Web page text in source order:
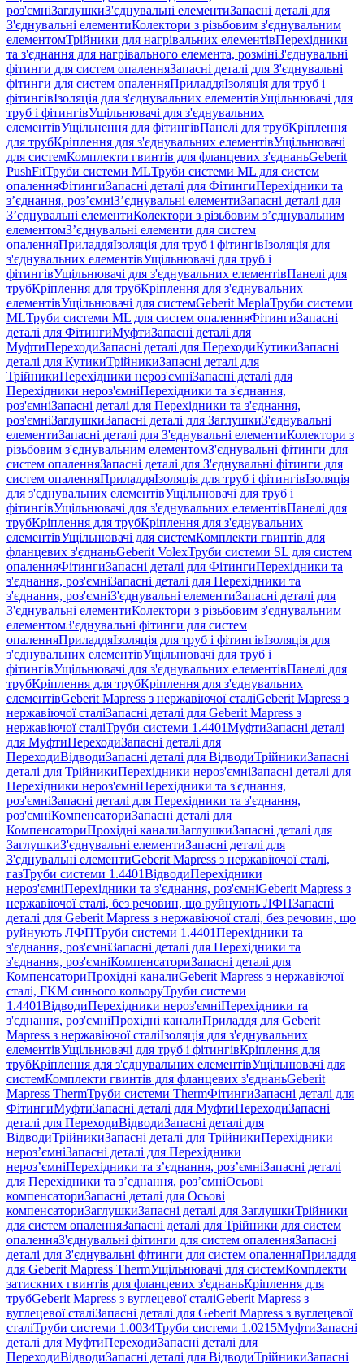
роз'ємніЗаглушкиЗ'єднувальні елементиЗапасні деталі для
З'єднувальні елементиКолектори з різьбовим з'єднувальним
елементомТрійники для нагрівальних елементівПерехідники
та з'єднання для нагрівального елемента, розмініЗ'єднувальні
фітинги для систем опаленняЗапасні деталі для З'єднувальні
фітинги для систем опаленняПриладдяІзоляція для труб і
фітингівІзоляція для з'єднувальних елементівУщільнювачі для
труб і фітингівУщільнювачі для з'єднувальних
елементівУщільнення для фітингівПанелі для трубКріплення
для трубКріплення для з'єднувальних елементівУщільнювачі
для системКомплекти гвинтів для фланцевих з'єднаньGeberit
PushFitТруби системи MLТруби системи ML для систем
опаленняФітингиЗапасні деталі для ФітингиПерехідники та
з’єднання, роз’ємніЗ’єднувальні елементиЗапасні деталі для
З’єднувальні елементиКолектори з різьбовим з’єднувальним
елементомЗ’єднувальні елементи для систем
опаленняПриладдяІзоляція для труб і фітингівІзоляція для
з'єднувальних елементівУщільнювачі для труб і
фітингівУщільнювачі для з'єднувальних елементівПанелі для
трубКріплення для трубКріплення для з'єднувальних
елементівУщільнювачі для системGeberit MeplaТруби системи
MLТруби системи ML для систем опаленняФітингиЗапасні
деталі для ФітингиМуфтиЗапасні деталі для
МуфтиПереходиЗапасні деталі для ПереходиКутикиЗапасні
деталі для КутикиТрійникиЗапасні деталі для
ТрійникиПерехідники нероз'ємніЗапасні деталі для
Перехідники нероз'ємніПерехідники та з'єднання,
роз'ємніЗапасні деталі для Перехідники та з'єднання,
роз'ємніЗаглушкиЗапасні деталі для ЗаглушкиЗ'єднувальні
елементиЗапасні деталі для З'єднувальні елементиКолектори з
різьбовим з'єднувальним елементомЗ'єднувальні фітинги для
систем опаленняЗапасні деталі для З'єднувальні фітинги для
систем опаленняПриладдяІзоляція для труб і фітингівІзоляція
для з'єднувальних елементівУщільнювачі для труб і
фітингівУщільнювачі для з'єднувальних елементівПанелі для
трубКріплення для трубКріплення для з'єднувальних
елементівУщільнювачі для системКомплекти гвинтів для
фланцевих з'єднаньGeberit VolexТруби системи SL для систем
опаленняФітингиЗапасні деталі для ФітингиПерехідники та
з'єднання, роз'ємніЗапасні деталі для Перехідники та
з'єднання, роз'ємніЗ'єднувальні елементиЗапасні деталі для
З'єднувальні елементиКолектори з різьбовим з'єднувальним
елементомЗ'єднувальні фітинги для систем
опаленняПриладдяІзоляція для труб і фітингівІзоляція для
з'єднувальних елементівУщільнювачі для труб і
фітингівУщільнювачі для з'єднувальних елементівПанелі для
трубКріплення для трубКріплення для з'єднувальних
елементівGeberit Mapress з нержавіючої сталіGeberit Mapress з
нержавіючої сталіЗапасні деталі для Geberit Mapress з
нержавіючої сталіТруби системи 1.4401МуфтиЗапасні деталі
для МуфтиПереходиЗапасні деталі для
ПереходиВідводиЗапасні деталі для ВідводиТрійникиЗапасні
деталі для ТрійникиПерехідники нероз'ємніЗапасні деталі для
Перехідники нероз'ємніПерехідники та з'єднання,
роз'ємніЗапасні деталі для Перехідники та з'єднання,
роз'ємніКомпенсаториЗапасні деталі для
КомпенсаториПрохідні каналиЗаглушкиЗапасні деталі для
ЗаглушкиЗ'єднувальні елементиЗапасні деталі для
З'єднувальні елементиGeberit Mapress з нержавіючої сталі,
газТруби системи 1.4401ВідводиПерехідники
нероз'ємніПерехідники та з'єднання, роз'ємніGeberit Mapress з
нержавіючої сталі, без речовин, що руйнують ЛФПЗапасні
деталі для Geberit Mapress з нержавіючої сталі, без речовин, що
руйнують ЛФПТруби системи 1.4401Перехідники та
з'єднання, роз'ємніЗапасні деталі для Перехідники та
з'єднання, роз'ємніКомпенсаториЗапасні деталі для
КомпенсаториПрохідні каналиGeberit Mapress з нержавіючої
сталі, FKM синього кольоруТруби системи
1.4401ВідводиПерехідники нероз'ємніПерехідники та
з'єднання, роз'ємніПрохідні каналиПриладдя для Geberit
Mapress з нержавіючої сталіІзоляція для з'єднувальних
елементівУщільнювачі для труб і фітингівКріплення для
трубКріплення для з'єднувальних елементівУщільнювачі для
системКомплекти гвинтів для фланцевих з'єднаньGeberit
Mapress ThermТруби системи ThermФітингиЗапасні деталі для
ФітингиМуфтиЗапасні деталі для МуфтиПереходиЗапасні
деталі для ПереходиВідводиЗапасні деталі для
ВідводиТрійникиЗапасні деталі для ТрійникиПерехідники
нероз’ємніЗапасні деталі для Перехідники
нероз’ємніПерехідники та з’єднання, роз’ємніЗапасні деталі
для Перехідники та з’єднання, роз’ємніОсьові
компенсаториЗапасні деталі для Осьові
компенсаториЗаглушкиЗапасні деталі для ЗаглушкиТрійники
для систем опаленняЗапасні деталі для Трійники для систем
опаленняЗ'єднувальні фітинги для систем опаленняЗапасні
деталі для З'єднувальні фітинги для систем опаленняПриладдя
для Geberit Mapress ThermУщільнювачі для системКомплекти
затискних гвинтів для фланцевих з'єднаньКріплення для
трубGeberit Mapress з вуглецевої сталіGeberit Mapress з
вуглецевої сталіЗапасні деталі для Geberit Mapress з вуглецевої
сталіТруби системи 1.0034Труби системи 1.0215МуфтиЗапасні
деталі для МуфтиПереходиЗапасні деталі для
ПереходиВідводиЗапасні деталі для ВідводиТрійникиЗапасні